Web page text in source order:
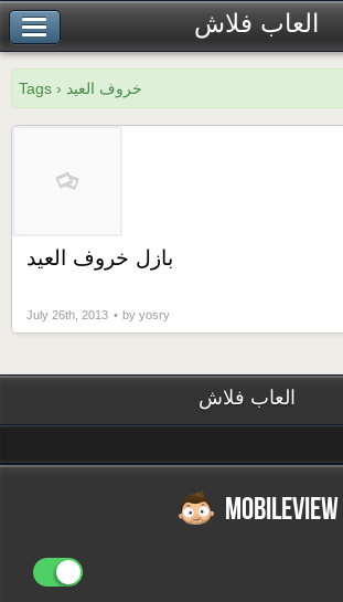
العاب فلاش
Tags › خروف العيد
بازل خروف العيد
July 26th, 2013 by yosry
العاب فلاش
MOBILEVIEW